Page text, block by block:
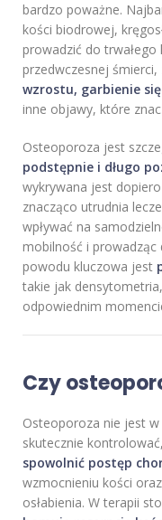
bardzo poważne.
kości biodrowej,
prowadzić do
przedwczesnej śmierci,
wzrostu, garbienie
inne objawy, które
Osteoporoza jest
podstępnie i długo
wykrywana jest
znacząco utrudnia
wpływać na
mobilność i prowadząc
powodu kluczowa jest
takie jak
odpowiednim
Czy
Osteoporoza nie jest w
skutecznie
spowolnić postęp
wzmocnieniu kości
osłabienia. W terapii